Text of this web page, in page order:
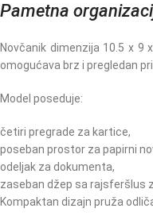
Pametna
Novčanik dimenzija 10.5 x
omogućava brz i pregledan
Model poseduje:
četiri pregrade za kartice,
poseban prostor za papirni
odeljak za dokumenta,
zaseban džep sa rajsferšlus
Kompaktan dizajn pruža